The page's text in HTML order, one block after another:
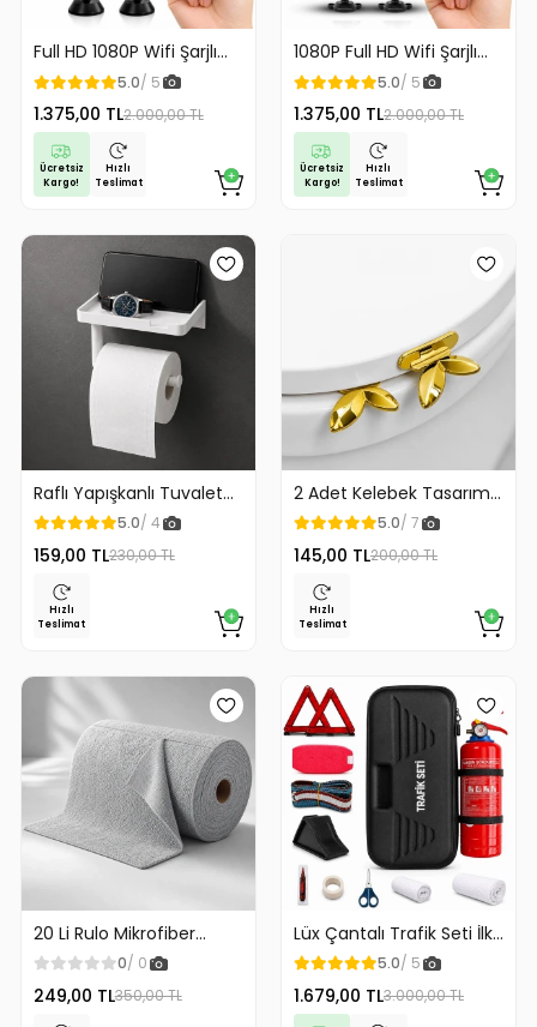
Full HD 1080P Wifi Şarjlı
Mini Güvenlik Kamerası
Geniş Açılı Balık Gözü
Maksimum Görüntü
Kalitesi
5.0/ 5
1.375,00 TL2.000,00 TL
Ücretsiz
Kargo!
Hızlı
Teslimat
1080P Full HD Wifi Şarjlı
Mini Güvenlik Kamerası
Geniş Açılı Balık Gözü
Maksimum Görüntü
Kalitesi
5.0/ 5
1.375,00 TL2.000,00 TL
Ücretsiz
Kargo!
Hızlı
Teslimat
Raflı Yapışkanlı Tuvalet
Kağıdı Askılığı
5.0/ 4
159,00 TL230,00 TL
Hızlı
Teslimat
2 Adet Kelebek Tasarım
Klozet Kaldırma Aparatı
Gold Renk
5.0/ 7
145,00 TL200,00 TL
Hızlı
Teslimat
20 Li Rulo Mikrofiber
Temizlik Bezi 25x25 cm
Çok Amaçlı Kopart Kullan
Kaliteli
0/ 0
249,00 TL350,00 TL
Lüx Çantalı Trafik Seti İlk
Yardım Seti 1 Kg Yangın
Söndürme Tüplü Tüvtürk
Uyumlu
5.0/ 5
1.679,00 TL3.000,00 TL